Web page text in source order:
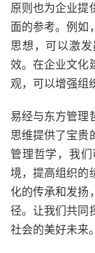
原则也为企业提
面的参考。例如
思想，可以激
效。在企业文化
观，可以增强组
易经与东方管理
思维提供了宝贵
管理哲学，我
境，提高组织的
化的传承和发扬
径。让我们共同
社会的美好未来。